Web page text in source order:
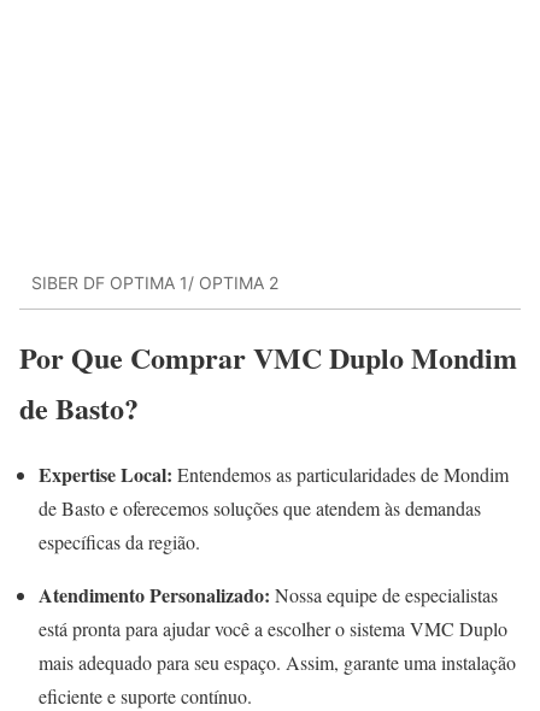
SIBER DF OPTIMA 1/ OPTIMA 2
Por Que Comprar VMC Duplo Mondim
de Basto?
Expertise Local: Entendemos as particularidades de Mondim
de Basto e oferecemos soluções que atendem às demandas
específicas da região.
Atendimento Personalizado: Nossa equipe de especialistas
está pronta para ajudar você a escolher o sistema VMC Duplo
mais adequado para seu espaço. Assim, garante uma instalação
eficiente e suporte contínuo.